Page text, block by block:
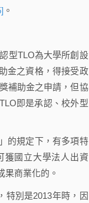
。
型TLO為大學所創設
金之資格，得接受政
補助金之申請，但協
即是承認、校外型
的規定下，有多項特
獲國立大學法人出資
果商業化的。
，特別是2013年時，因